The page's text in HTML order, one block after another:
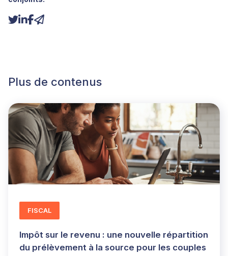
Plus de contenus
Impôt sur le revenu : une nouvelle répartition
du prélèvement à la source pour les couples
FISCAL